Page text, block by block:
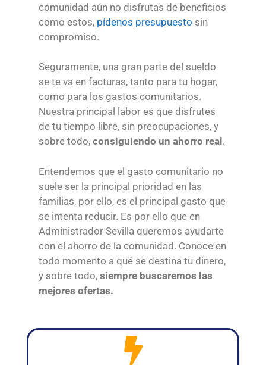
comunidad aún no disfrutas de beneficios
como estos, pídenos presupuesto sin
compromiso.
Seguramente, una gran parte del sueldo
se te va en facturas, tanto para tu hogar,
como para los gastos comunitarios.
Nuestra principal labor es que disfrutes
de tu tiempo libre, sin preocupaciones, y
sobre todo, consiguiendo un ahorro real .
Entendemos que el gasto comunitario no
suele ser la principal prioridad en las
familias, por ello, es el principal gasto que
se intenta reducir. Es por ello que en
Administrador Sevilla queremos ayudarte
con el ahorro de la comunidad. Conoce en
todo momento a qué se destina tu dinero,
y sobre todo, siempre buscaremos las
mejores ofertas.